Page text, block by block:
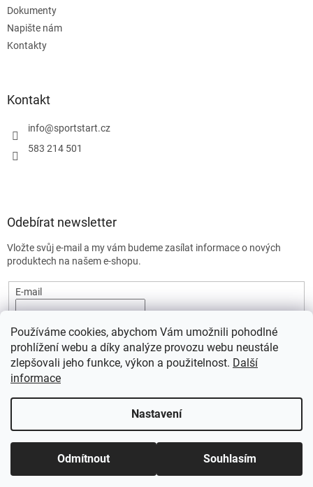
Používáme cookies, abychom Vám umožnili pohodlné
prohlížení webu a díky analýze provozu webu neustále
zlepšovali jeho funkce, výkon a použitelnost. Další
informace
Nastavení
Odmítnout Souhlasím
Dokumenty
Napište nám
Kontakty
Kontakt
info@sportstart.cz
583 214 501
Odebírat newsletter
Vložte svůj e-mail a my vám budeme zasílat informace o nových
produktech na našem e-shopu.
E-mail
údajů.
PŘIHLÁSIT SE
Vytvořil Shoptet
Copyright 2026SportStart.cz . Všechna práva vyhrazena.